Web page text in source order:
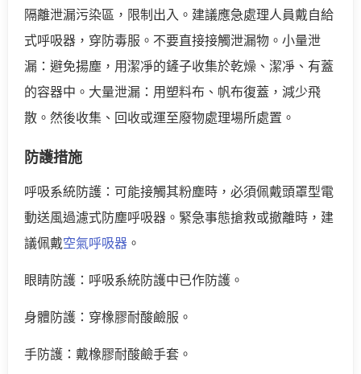
隔離泄漏污染區，限制出入。建議應急處理人員戴自給
式呼吸器，穿防毒服。不要直接接觸泄漏物。小量泄
漏：避免揚塵，用潔凈的鏟子收集於乾燥、潔凈、有蓋
的容器中。大量泄漏：用塑料布、帆布復蓋，減少飛
散。然後收集、回收或運至廢物處理場所處置。
防護措施
呼吸系統防護：可能接觸其粉塵時，必須佩戴頭罩型電
動送風過濾式防塵呼吸器。緊急事態搶救或撤離時，建
議佩戴空氣呼吸器 。
眼睛防護：呼吸系統防護中已作防護。
身體防護：穿橡膠耐酸鹼服。
手防護：戴橡膠耐酸鹼手套。